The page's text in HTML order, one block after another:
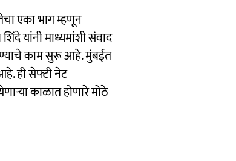
एका भाग म्हणून
यांनी माध्यमांशी संवाद
काम सुरू आहे. मुंबईत
ही सेफ्टी नेट
काळात होणारे मोठे